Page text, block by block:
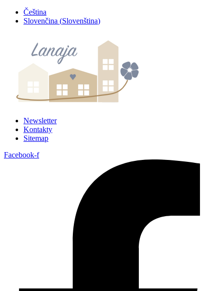
Přejít
Čeština
Slovenčina (Slovenština)
Newsletter
Kontakty
Sitemap
Facebook-f